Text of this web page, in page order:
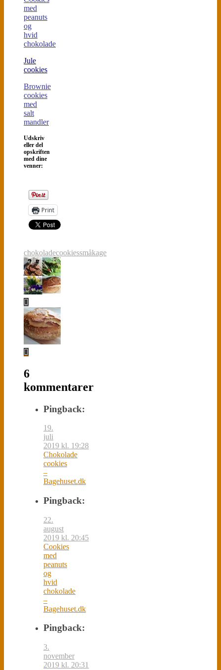
med
peanuts
og
hvid
chokolade
Jule
cookies
Brownie
cookies
med
salt
mandler
Udskriv
eller del
opskriften
med dine
venner:
Print
chokoladecookiessmåkage
6
kommentarer
Pingback:
19.
juli
2019 kl. 19:28
Chokolade
cookies
–
Bagehuset.dk
Pingback:
22.
august
2019 kl. 20:45
Cookies
med
peanuts
og
hvid
chokolade
–
Bagehuset.dk
Pingback:
3.
november
2019 kl. 20:31